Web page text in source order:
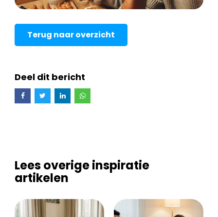
Terug naar overzicht
Deel dit bericht
Lees overige inspiratie
artikelen